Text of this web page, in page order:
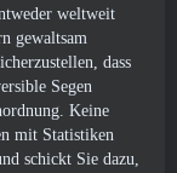
weltweit
gewaltsam
dass
Segen
Keine
mit Statistiken
schickt Sie dazu,